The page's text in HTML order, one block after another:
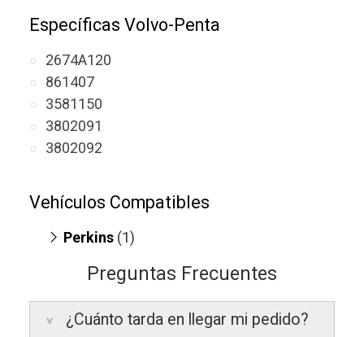
Específicas Volvo-Penta
2674A120
861407
3581150
3802091
3802092
Vehículos Compatibles
Perkins (1)
Preguntas Frecuentes
¿Cuánto tarda en llegar mi pedido?